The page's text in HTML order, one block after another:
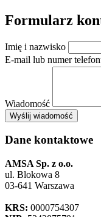
Formularz
Imię i nazwisko
E-mail lub numer
Wiadomość
Wyślij wiadomośćAMSA Sp. z
+
−
Dane kontaktowe
AMSA Sp. z o.o.
ul. Blokowa 8
03-641 Warszawa
KRS: 0000754307